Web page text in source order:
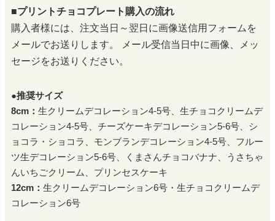
■プリントチョコプレート購入の流れ
購入者様には、注文当日～翌日に画像送信用フォームを
メールでお送りします。
メール受信当日中に画像、メッ
セージをお送りください。
●推奨サイズ
8cm： 生クリームデコレーション4-5号、生チョコクリームデ
コレーション4-5号、チーズケーキデコレーション5-6号、シ
ョコラ・ショコラ、モンブランデコレーション4-5号、フルー
ツ生デコレーション5-6号、くまさんチョコバナナ、うさちゃ
んいちごクリーム、プリンセスケーキ
12cm： 生クリームデコレーション6号・生チョコクリームデ
コレーション6号